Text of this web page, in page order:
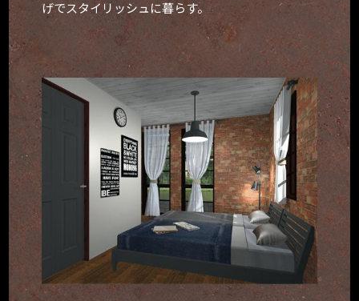
げでスタイリッシュに暮らす。